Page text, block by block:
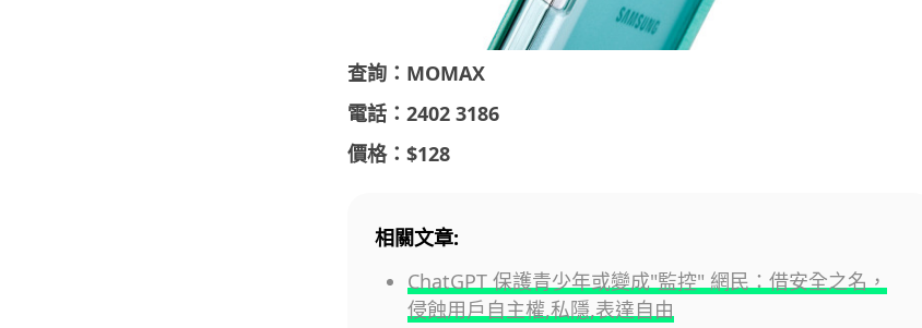
查詢：MOMAX
電話：2402 3186
價格：$128
相關文章:
ChatGPT 保護青少年或變成"監控" 網民：借安全之名，
侵蝕用戶自主權,私隱,表達自由